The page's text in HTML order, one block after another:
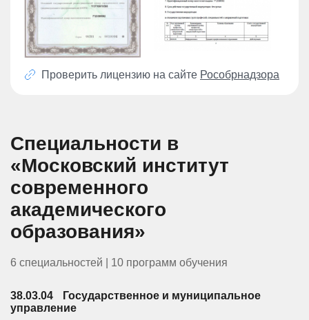
Проверить лицензию на сайте Рособрнадзора
Специальности в
«Московский институт
современного
академического
образования»
6 специальностей | 10 программ обучения
38.03.04
Государственное и муниципальное
управление